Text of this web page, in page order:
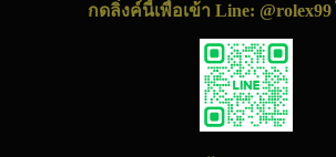
กดลิ่งค์นี้เพื่อเข้า Line: @rolex99